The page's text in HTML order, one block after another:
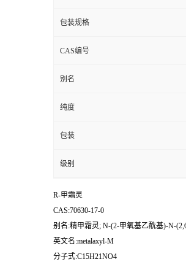
包装规格
CAS编号
别名
纯度
包装
级别
R-甲霜灵
CAS:70630-17-0
别名:精甲霜灵; N-(2-甲氧基乙酰基)-N-
英文名:metalaxyl-M
分子式:C15H21NO4